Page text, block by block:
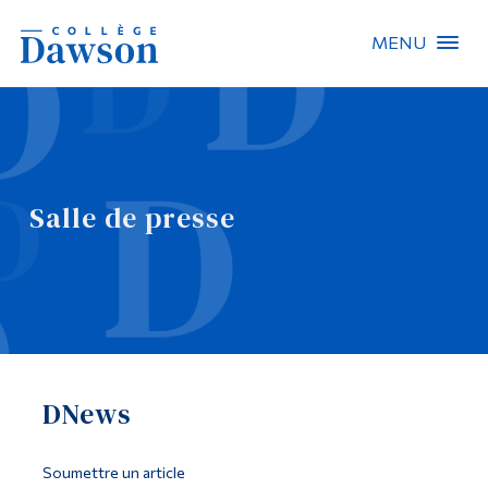
MENU
Salle de presse
DNews
Soumettre un article
Recherche sur le site
Recherche de personnes
EN
Omnivox